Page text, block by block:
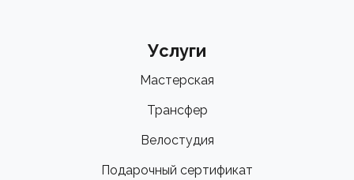
Услуги
Мастерская
Трансфер
Велостудия
Подарочный сертификат